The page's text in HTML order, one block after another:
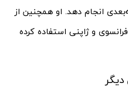
انجام دهد. او همچنین از
و ژاپنی استفاده کرده